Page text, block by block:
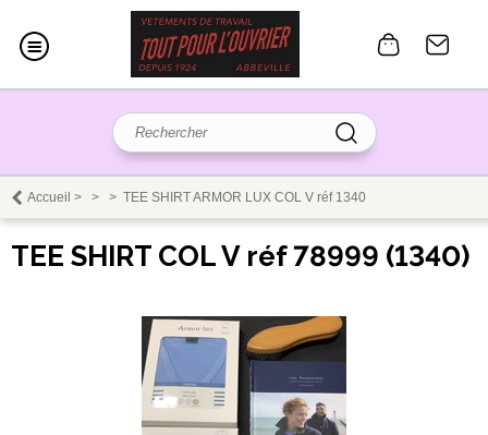
Accueil > > > TEE SHIRT ARMOR LUX COL V réf 1340
TEE SHIRT COL V réf 78999 (1340)